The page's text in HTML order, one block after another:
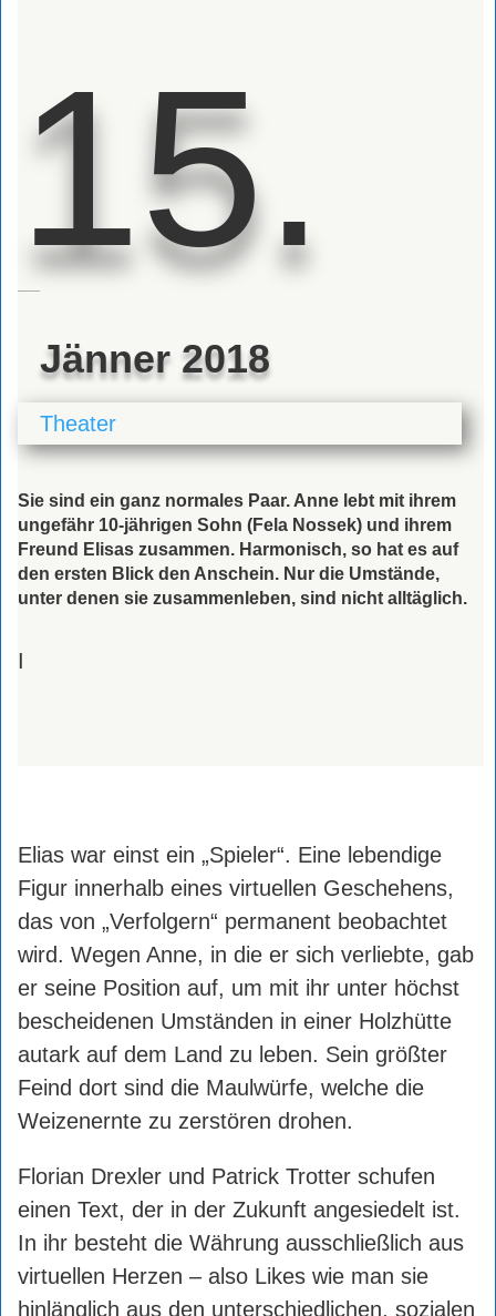
15.
Jänner 2018
Theater
Sie sind ein ganz normales Paar. Anne lebt mit ihrem
ungefähr 10-jährigen Sohn (Fela Nossek) und ihrem
Freund Elisas zusammen. Harmonisch, so hat es auf
den ersten Blick den Anschein. Nur die Umstände,
unter denen sie zusammenleben, sind nicht alltäglich.
I
Elias war einst ein „Spieler“. Eine lebendige
Figur innerhalb eines virtuellen Geschehens,
das von „Verfolgern“ permanent beobachtet
wird. Wegen Anne, in die er sich verliebte, gab
er seine Position auf, um mit ihr unter höchst
bescheidenen Umständen in einer Holzhütte
autark auf dem Land zu leben. Sein größter
Feind dort sind die Maulwürfe, welche die
Weizenernte zu zerstören drohen.
Florian Drexler und Patrick Trotter schufen
einen Text, der in der Zukunft angesiedelt ist.
In ihr besteht die Währung ausschließlich aus
virtuellen Herzen – also Likes wie man sie
hinlänglich aus den unterschiedlichen, sozialen